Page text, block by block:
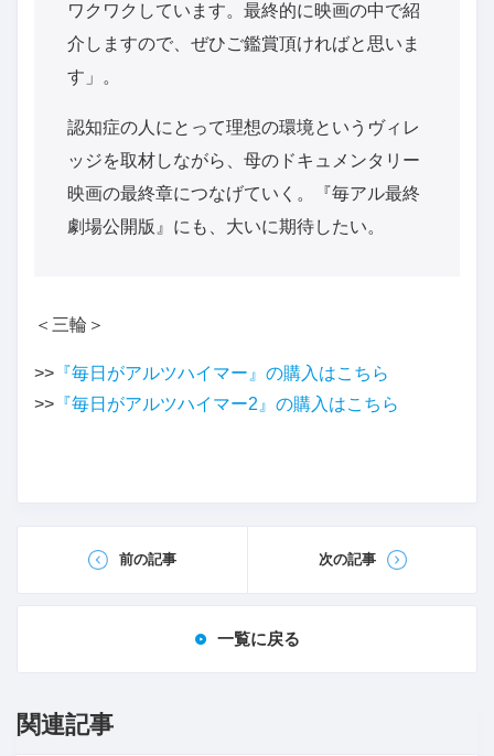
ワクワクしています。最終的に映画の中で紹
介しますので、ぜひご鑑賞頂ければと思いま
す」。
認知症の人にとって理想の環境というヴィレ
ッジを取材しながら、母のドキュメンタリー
映画の最終章につなげていく。『毎アル最終
劇場公開版』にも、大いに期待したい。
＜三輪＞
>> 『毎日がアルツハイマー』の購入はこちら
>> 『毎日がアルツハイマー2』の購入はこちら
前の記事
一覧に戻る
次の記事
関連記事